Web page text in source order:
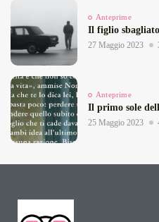
Anteprime
Il figlio
27 Maggio 2023
Anteprime
Il primo sole
25 Maggio 2023